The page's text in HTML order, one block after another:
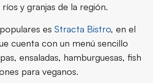
y granjas de la región.
es Stracta Bistro, en el
cuenta con un menú sencillo
ensaladas, hamburguesas, fish
para veganos.